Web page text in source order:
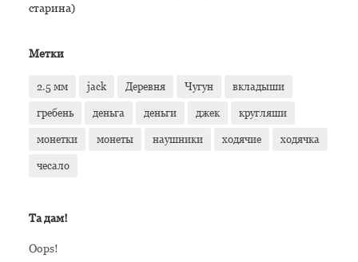
старина)
Метки
2.5 мм jack Деревня Чугун вкладыши
гребень деньга деньги джек кругляши
монетки монеты наушники ходячие ходячка
чесало
Та дам!
Oops!